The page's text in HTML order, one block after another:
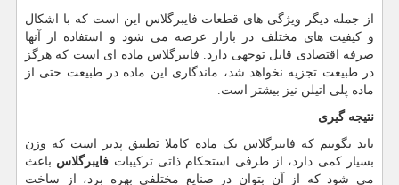
از جمله دیگر ویژگی های قطعات فایبرگلاس این است که با اشکال
و کیفیت های مختلف در بازار عرضه می شود و استفاده از آنها
صرفه اقتصادی قابل توجهی دارد. فایبرگلاس ماده ای است که هرگز
در طبیعت تجزیه نخواهد شد، ماندگاری این ماده در طبیعت حتی از
ماده پلی اتیلن نیز بیشتر است.
نتیجه گیری
باید بگوییم که فایبرگلاس یک ماده کاملا تطبیق پذیر است که وزن
بسیار کمی دارد، از طرفی استحکام ذاتی ترکیبات فایبرگلاس باعث
می شود که از آن بتوان در صنایع مختلفی بهره برد، از ساخت